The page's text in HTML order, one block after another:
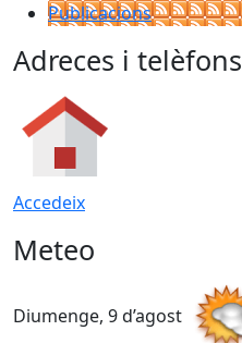
Publicacions
Adreces i telèfons
Accedeix
Meteo
Diumenge, 9 d’agost